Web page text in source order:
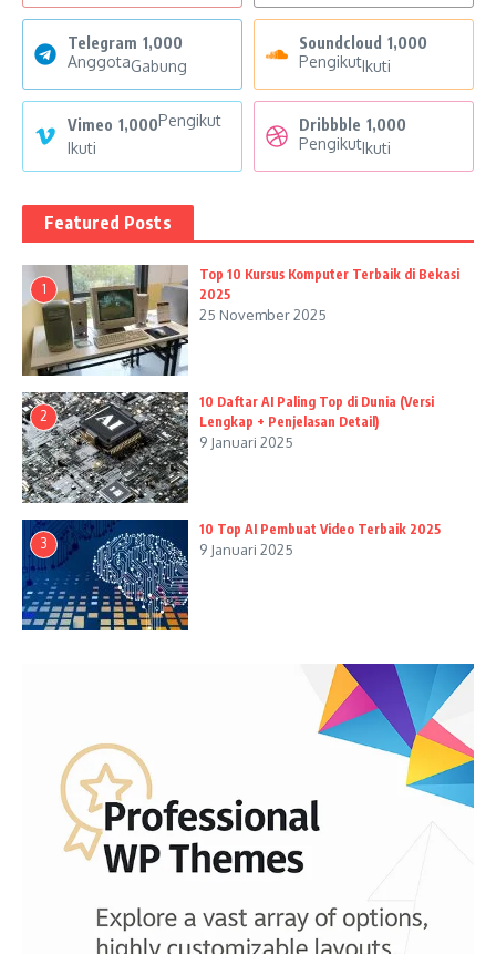
Telegram 1,000
AnggotaGabung
Soundcloud 1,000
PengikutIkuti
Vimeo 1,000Pengikut
Ikuti
Dribbble 1,000
PengikutIkuti
Featured Posts
1
Top 10 Kursus Komputer Terbaik di Bekasi
2025
25 November 2025
2
10 Daftar AI Paling Top di Dunia (Versi
Lengkap + Penjelasan Detail)
9 Januari 2025
3
10 Top AI Pembuat Video Terbaik 2025
9 Januari 2025